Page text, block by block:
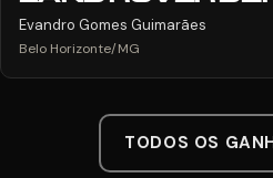
Evandro Gomes Guimarães
Belo Horizonte/MG
TODOS OS